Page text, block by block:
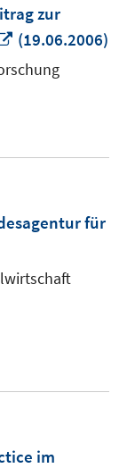
zur
In
neuem
Fenster
(19.06.2006)
für
im